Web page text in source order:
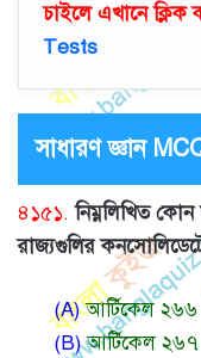
চাইলে এখানে ক্লিক
Tests
সাধারণ জ্ঞান
৪১৫১. নিম্নলিখিত
রাজ্যগুলির
(A)আর্টিকেল ২৬৬
(B)আর্টিকেল ২৬৭